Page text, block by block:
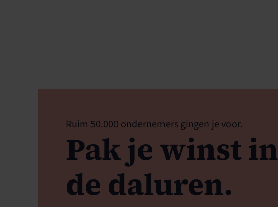
Ruim 50.000 ondernemers gingen je voor.
Pak je winst in
de daluren.